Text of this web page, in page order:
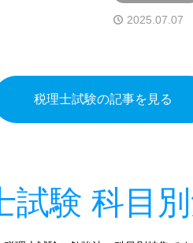
2025.07.07
税理士試験の記事を見る
試験 科目